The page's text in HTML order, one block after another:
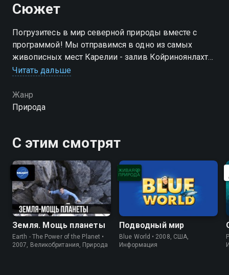
Сюжет
Погрузитесь в мир северной природы вместе с
программой! Мы отправимся в одно из самых
живописных мест Карелии - залив Койриноянлахти.
Здесь, среди сосновых лесов и гранитных скал,
Читать дальше
Жанр
Природа
С этим смотрят
Земля. Мощь планеты
Earth - The Power of the Planet •
2007, Великобритания, Природа
Подводный мир
Blue World • 2008, США,
Информация